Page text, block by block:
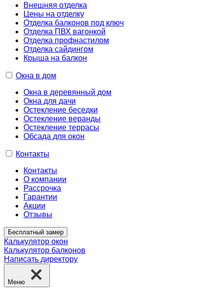
Внешняя отделка
Цены на отделку
Отделка балконов под ключ
Отделка ПВХ вагонкой
Отделка профнастилом
Отделка сайдингом
Крыша на балкон
Окна в дом
Окна в деревянный дом
Окна для дачи
Остекление беседки
Остекление веранды
Остекление террасы
Обсада для окон
Контакты
Контакты
О компании
Рассрочка
Гарантии
Акции
Отзывы
Бесплатный замер
Калькулятор окон
Калькулятор балконов
Написать директору
Меню